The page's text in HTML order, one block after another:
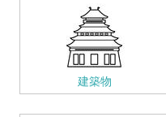
建築物